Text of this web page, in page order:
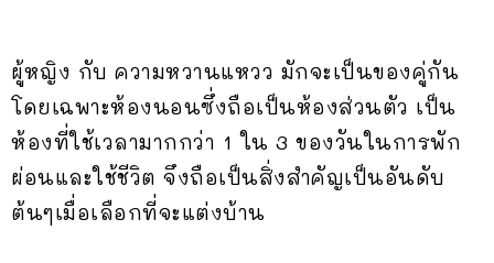
ผู้หญิง กับ ความหวานแหวว มักจะเป็นของคู่กัน
โดยเฉพาะห้องนอนซึ่งถือเป็นห้องส่วนตัว เป็น
ห้องที่ใช้เวลามากกว่า 1 ใน 3 ของวันในการพัก
ผ่อนและใช้ชีวิต จึงถือเป็นสิ่งสำคัญเป็นอันดับ
ต้นๆเมื่อเลือกที่จะแต่งบ้าน